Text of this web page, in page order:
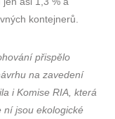
kontejnerů.
přispělo
na zavedení
i Komise RIA, která
ní jsou ekologické